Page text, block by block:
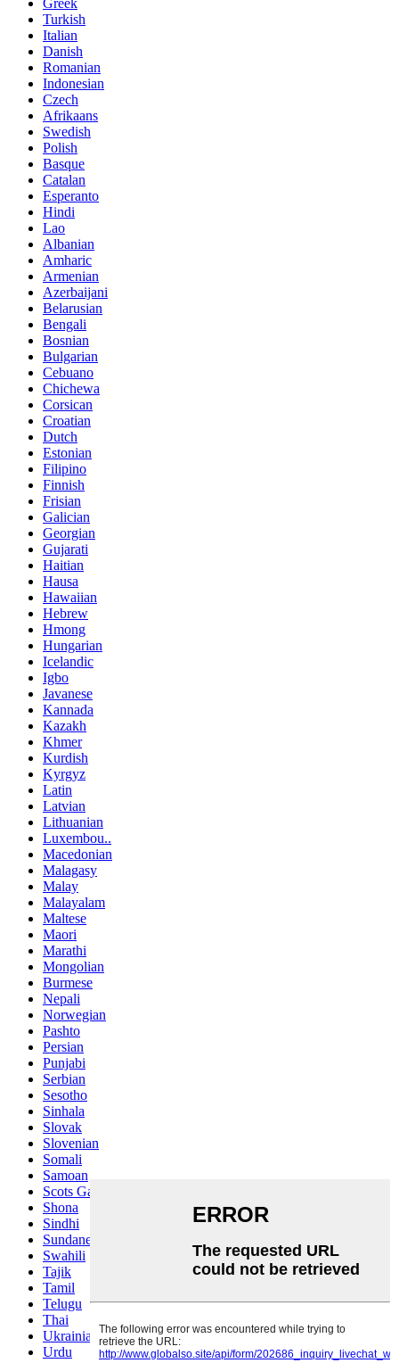
Greek
Turkish
Italian
Danish
Romanian
Indonesian
Czech
Afrikaans
Swedish
Polish
Basque
Catalan
Esperanto
Hindi
Lao
Albanian
Amharic
Armenian
Azerbaijani
Belarusian
Bengali
Bosnian
Bulgarian
Cebuano
Chichewa
Corsican
Croatian
Dutch
Estonian
Filipino
Finnish
Frisian
Galician
Georgian
Gujarati
Haitian
Hausa
Hawaiian
Hebrew
Hmong
Hungarian
Icelandic
Igbo
Javanese
Kannada
Kazakh
Khmer
Kurdish
Kyrgyz
Latin
Latvian
Lithuanian
Luxembou..
Macedonian
Malagasy
Malay
Malayalam
Maltese
Maori
Marathi
Mongolian
Burmese
Nepali
Norwegian
Pashto
Persian
Punjabi
Serbian
Sesotho
Sinhala
Slovak
Slovenian
Somali
Samoan
Scots Gaelic
Shona
Sindhi
Sundanese
Swahili
Tajik
Tamil
Telugu
Thai
Ukrainian
Urdu